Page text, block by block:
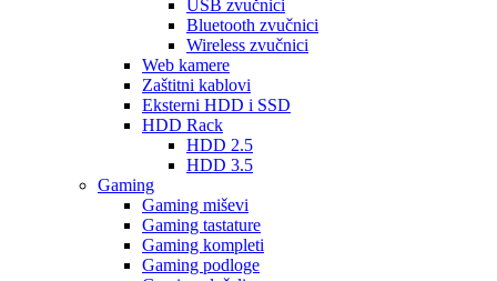
USB zvučnici
Bluetooth zvučnici
Wireless zvučnici
Web kamere
Zaštitni kablovi
Eksterni HDD i SSD
HDD Rack
HDD 2.5
HDD 3.5
Gaming
Gaming miševi
Gaming tastature
Gaming kompleti
Gaming podloge